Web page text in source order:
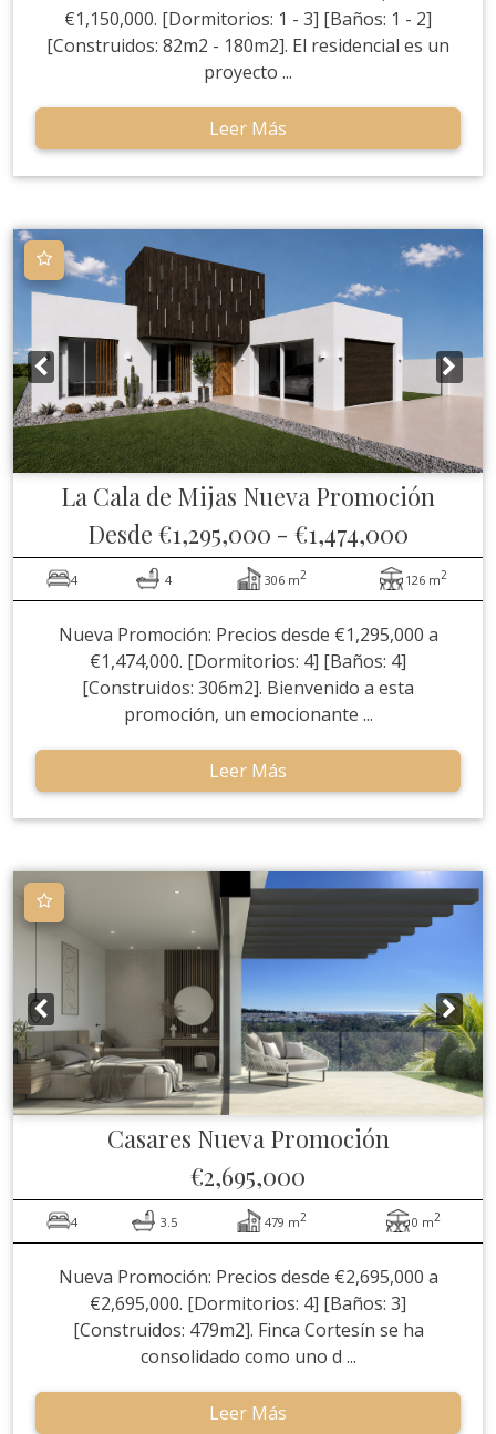
€1,150,000. [Dormitorios: 1 - 3] [Baños: 1 - 2]
[Construidos: 82m2 - 180m2]. El residencial es un
proyecto ...
Leer Más
La Cala de Mijas Nueva Promoción
Desde €1,295,000 - €1,474,000
4 4 306 m2 126 m2
Nueva Promoción: Precios desde €1,295,000 a
€1,474,000. [Dormitorios: 4] [Baños: 4]
[Construidos: 306m2]. Bienvenido a esta
promoción, un emocionante ...
Leer Más
Casares Nueva Promoción
€2,695,000
4 3.5 479 m2 0 m2
Nueva Promoción: Precios desde €2,695,000 a
€2,695,000. [Dormitorios: 4] [Baños: 3]
[Construidos: 479m2]. Finca Cortesín se ha
consolidado como uno d ...
Leer Más